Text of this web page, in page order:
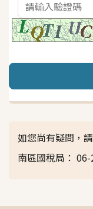
如您尚有疑問，
南區國稅局：